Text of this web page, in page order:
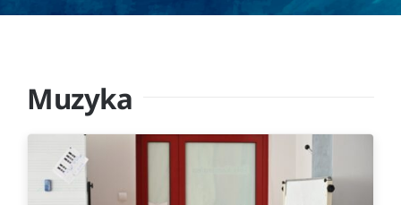
Centrum Informacji Turystycznej
Kompleks Tężnia
Muzyka